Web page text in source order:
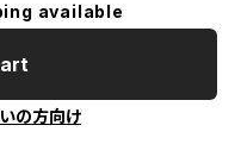
available
の方向け